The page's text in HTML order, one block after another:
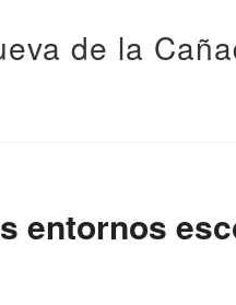
de la
entornos